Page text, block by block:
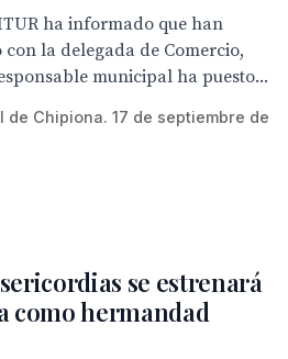
ha informado que han
la delegada de Comercio,
municipal ha puesto...
Chipiona. 17 de septiembre de
se estrenará
como hermandad